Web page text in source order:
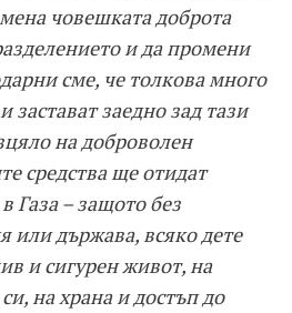
човешката доброта
и да промени
сме, че толкова много
застават заедно зад тази
на доброволен
средства ще отидат
Газа – защото без
или държава, всяко дете
и сигурен живот, на
на храна и достъп до